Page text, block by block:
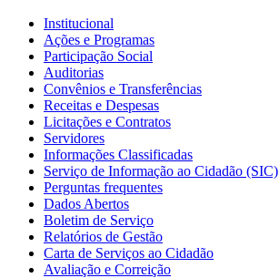
Institucional
Ações e Programas
Participação Social
Auditorias
Convênios e Transferências
Receitas e Despesas
Licitações e Contratos
Servidores
Informações Classificadas
Serviço de Informação ao Cidadão (SIC)
Perguntas frequentes
Dados Abertos
Boletim de Serviço
Relatórios de Gestão
Carta de Serviços ao Cidadão
Avaliação e Correição